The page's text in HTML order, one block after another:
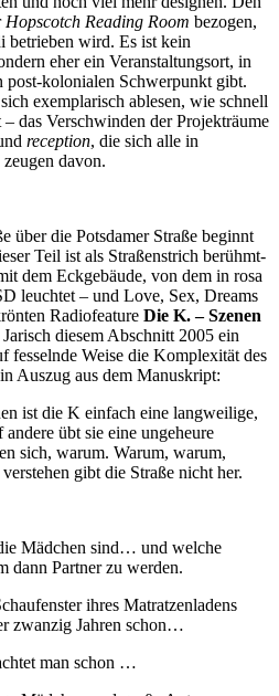
Hopscotch Reading Room bezogen,
betrieben wird. Es ist kein
eher ein Veranstaltungsort, in
post-kolonialen Schwerpunkt gibt.
exemplarisch ablesen, wie schnell
das Verschwinden der Projekträume
reception, die sich alle in
davon.
über die Potsdamer Straße beginnt
Teil ist als Straßenstrich berühmt-
dem Eckgebäude, von dem in rosa
leuchtet – und Love, Sex, Dreams
Radiofeature Die K. – Szenen
Jarisch diesem Abschnitt 2005 ein
fesselnde Weise die Komplexität des
Auszug aus dem Manuskript:
die K einfach eine langweilige,
übt sie eine ungeheure
sich, warum. Warum, warum,
gibt die Straße nicht her.
sind… und welche
dann Partner zu werden.
ihres Matratzenladens
zwanzig Jahren schon…
man schon …